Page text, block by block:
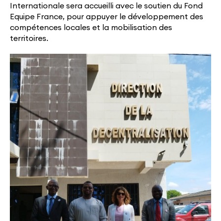
Internationale sera accueilli avec le soutien du Fond
Equipe France, pour appuyer le développement des
compétences locales et la mobilisation des
territoires.